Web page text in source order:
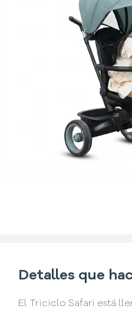
Detalles que
El Triciclo Safari está